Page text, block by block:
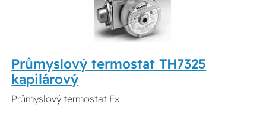
Průmyslový termostat TH7325
kapilárový
Průmyslový termostat Ex